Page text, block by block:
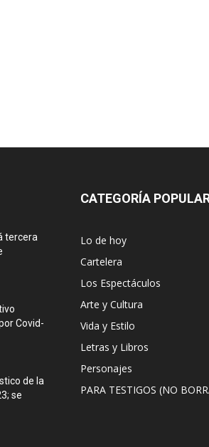
tercera
Covid-
de la
se
CATEGORÍA
Lo de hoy
Cartelera
Los Espectáculos
Arte y Cultura
Vida y Estilo
Letras y Libros
Personajes
PARA TESTIGOS (NO